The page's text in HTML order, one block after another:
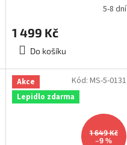
5-8 dní
1 499 Kč
Do košíku
Akce
Lepidlo zdarma
1 649 Kč
–9 %
Kód: MS-5-0131